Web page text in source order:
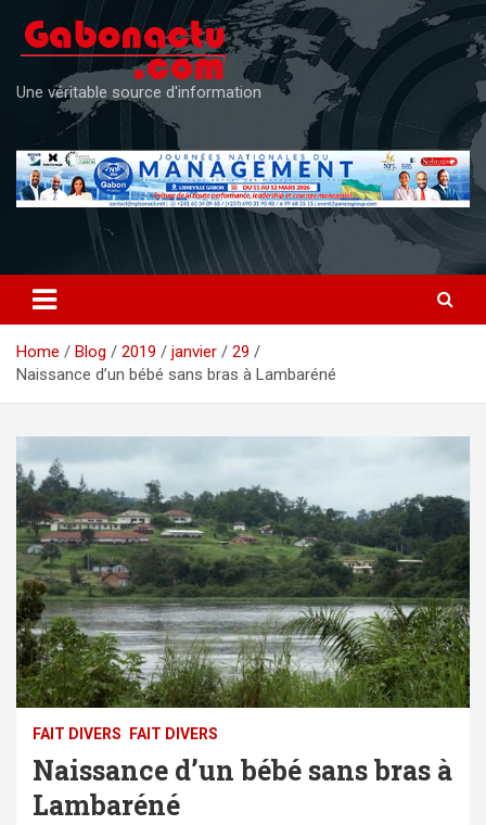
content
Une véritable source d'information
Home Blog 2019 janvier
29
Naissance d’un bébé sans bras à Lambaréné
FAIT DIVERS FAIT DIVERS
Naissance d’un bébé sans bras à
Lambaréné